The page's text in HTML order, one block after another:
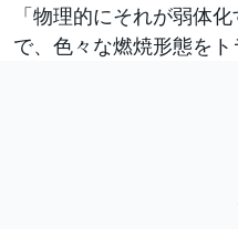
「物理的にそれが弱体
で、色々な燃焼形態をト